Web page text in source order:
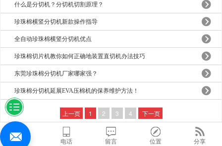
什么是分切机？分切机切割原理？
珍珠棉横竖分切机新款操作指导
全自动珍珠棉横竖分切机优点
珍珠棉切片机教你如何正确地装置直切机办法技巧
东莞珍珠棉分切机厂家哪家强？
珍珠棉分切机延展EVA压棉机的保养维护方法！
上一页 1 2 3 4 下一页
首页 电话 留言 位置 分享